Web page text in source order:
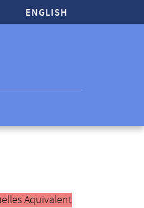
ENGLISH
Äquivalent